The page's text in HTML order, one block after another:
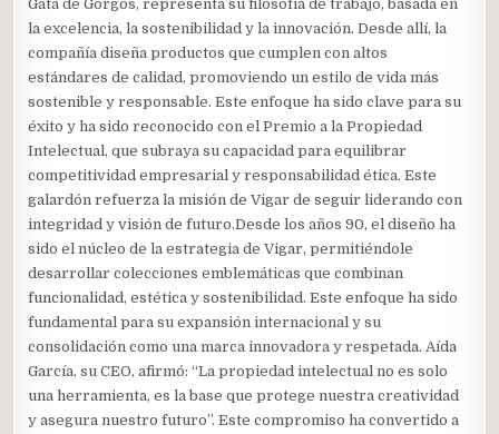
Gata de Gorgos, representa su filosofía de trabajo, basada en
la excelencia, la sostenibilidad y la innovación. Desde allí, la
compañía diseña productos que cumplen con altos
estándares de calidad, promoviendo un estilo de vida más
sostenible y responsable. Este enfoque ha sido clave para su
éxito y ha sido reconocido con el Premio a la Propiedad
Intelectual, que subraya su capacidad para equilibrar
competitividad empresarial y responsabilidad ética. Este
galardón refuerza la misión de Vigar de seguir liderando con
integridad y visión de futuro.Desde los años 90, el diseño ha
sido el núcleo de la estrategia de Vigar, permitiéndole
desarrollar colecciones emblemáticas que combinan
funcionalidad, estética y sostenibilidad. Este enfoque ha sido
fundamental para su expansión internacional y su
consolidación como una marca innovadora y respetada. Aída
García, su CEO, afirmó: “La propiedad intelectual no es solo
una herramienta, es la base que protege nuestra creatividad
y asegura nuestro futuro”. Este compromiso ha convertido a